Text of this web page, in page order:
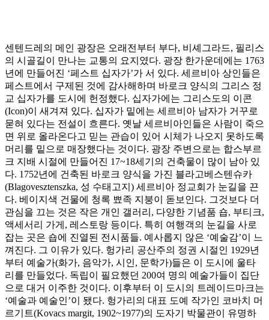
센텐드레의 메인 광장은 오래전부터 부다, 비셰그라드, 필리스
의 시골길이 만나는 교통의 요지였다. 광장 한가운데에는 1763
년에 만들어진 ‘페스트 십자가’가 서 있다. 세르비아 상인들은
페스트에서 구제된 것에 감사해하며 바로크 양식의 그리스 정
교 십자가를 도시에 헌정했다. 십자가에는 그리스도의 이콘
(Icon)이 새겨져 있다. 십자가 밑에는 세르비아 남자가 거꾸로
묻혀 있다는 전설이 흐른다. 옛날 세르비아인들은 사람이 죽으
면 위로 올라온다고 믿는 관습이 있어 시체가 나오지 못하도록
머리를 밑으로 매장했다는 것이다. 광장 주변으로는 합스부르
크 지배 시절에 만들어진 17~18세기의 건축물이 많이 남아 있
다. 1752년에 건축된 바로크 양식을 가진 블라고베스텐슈카
(Blagovesztenszka, 성 수태고지) 세르비아 정교회가 눈길을 끈
다. 베이지색 건물에 청록 뾰족 지붕이 돋보인다. 그것보다 더
관심을 끄는 것은 작은 개인 갤러리, 다양한 기념품 숍, 부티크,
액세서리 가게, 레스토랑 등이다. 특히 여행객의 눈길을 사로
잡는 곳은 숍에 진열된 전시품들. 예사롭지 않은 ‘예술감’이 느
껴진다. 그 이유가 있다. 헝가리 공산주의 정권 시절인 1929년
부터 예술가(화가, 음악가, 시인, 문학가)들은 이 도시에 울타
리를 만들었다. 독립이 필요했던 200여 명의 예술가들이 집단
으로 대거 이주한 것이다. 이후부터 이 도시의 트레이드마크는
‘예술과 예술인’이 됐다. 헝가리의 대표 도예 작가인 코바치 머
르기트(Kovacs margit, 1902~1977)의 도자기 박물관이 유명하